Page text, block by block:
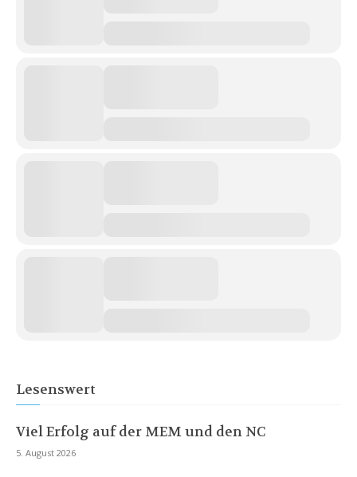
Lesenswert
Viel Erfolg auf der MEM und den NC
5. August 2026